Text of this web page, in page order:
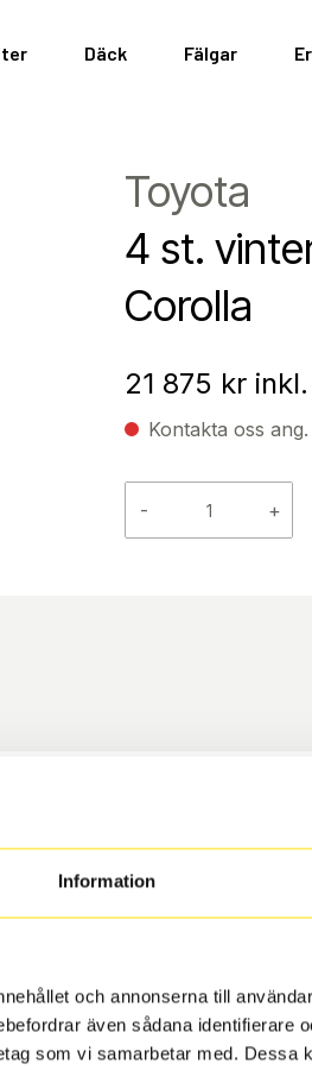
Information
och annonserna till
även sådana identifierare
som vi samarbetar med. Dessa
Däck Fälgar
Toyota
4 st.
Corolla
21 875 kr
Kontakta oss
- +